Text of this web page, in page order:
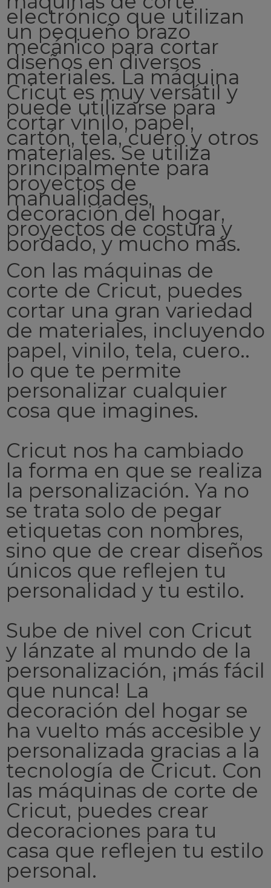
electrónico que utilizan
un pequeño brazo
mecánico para cortar
diseños en diversos
materiales. La máquina
Cricut es muy versátil y
puede utilizarse para
cortar vinilo, papel,
cartón, tela, cuero y otros
materiales. Se utiliza
principalmente para
proyectos de
manualidades,
decoración del hogar,
proyectos de costura y
bordado, y mucho más.
Con las máquinas de
corte de Cricut, puedes
cortar una gran variedad
de materiales, incluyendo
papel, vinilo, tela, cuero..
lo que te permite
personalizar cualquier
cosa que imagines.
Cricut nos ha cambiado
la forma en que se realiza
la personalización. Ya no
se trata solo de pegar
etiquetas con nombres,
sino que de crear diseños
únicos que reflejen tu
personalidad y tu estilo.
Sube de nivel con Cricut
y lánzate al mundo de la
personalización, ¡más fácil
que nunca! La
decoración del hogar se
ha vuelto más accesible y
personalizada gracias a la
tecnología de Cricut. Con
las máquinas de corte de
Cricut, puedes crear
decoraciones para tu
casa que reflejen tu estilo
personal.